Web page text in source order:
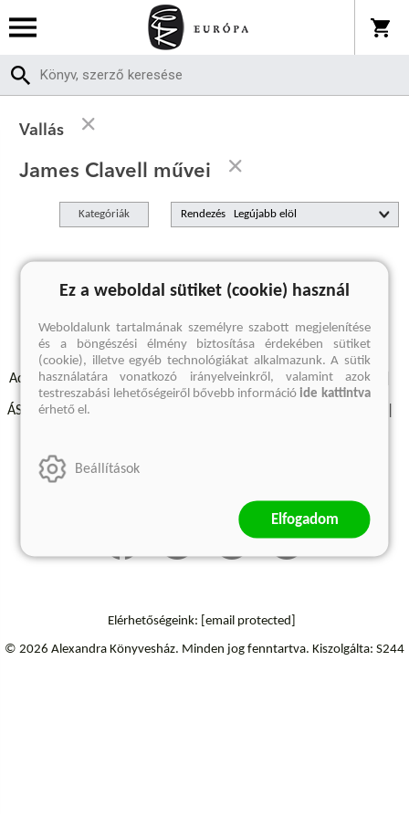
Vallás
James Clavell művei
Kategóriák Rendezés
A keresett kifejezésre nincs találat
Adatvédelmi szabályzatok Elállási felmondási nyilatkozat
ÁSZF - Vásárlási feltételek
Szállítási információk
Elérhetőségeink: [email protected]
© 2026 Alexandra Könyvesház. Minden jog fenntartva. Kiszolgálta: S244
Ez a weboldal sütiket (cookie) használ
Weboldalunk tartalmának személyre szabott megjelenítése
és a böngészési élmény biztosítása érdekében sütiket
(cookie), illetve egyéb technológiákat alkalmazunk. A sütik
használatára vonatkozó irányelveinkről, valamint azok
testreszabási lehetőségeiről bővebb információide kattintva
érhető el.
Beállítások
Elfogadom